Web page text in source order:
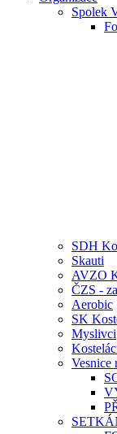
Spolek
SDH
Skauti
AVZO
ČZS -
Aerobic
SK
Myslivci
Vesnice